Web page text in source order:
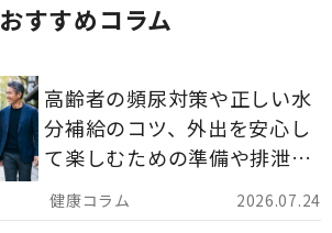
おすすめコラム
2026.07.24
高齢者の頻尿対策や正しい水
分補給のコツ、外出を安心し
て楽しむための準備や排泄ケ
ア用品の選び方を解説しま
す。